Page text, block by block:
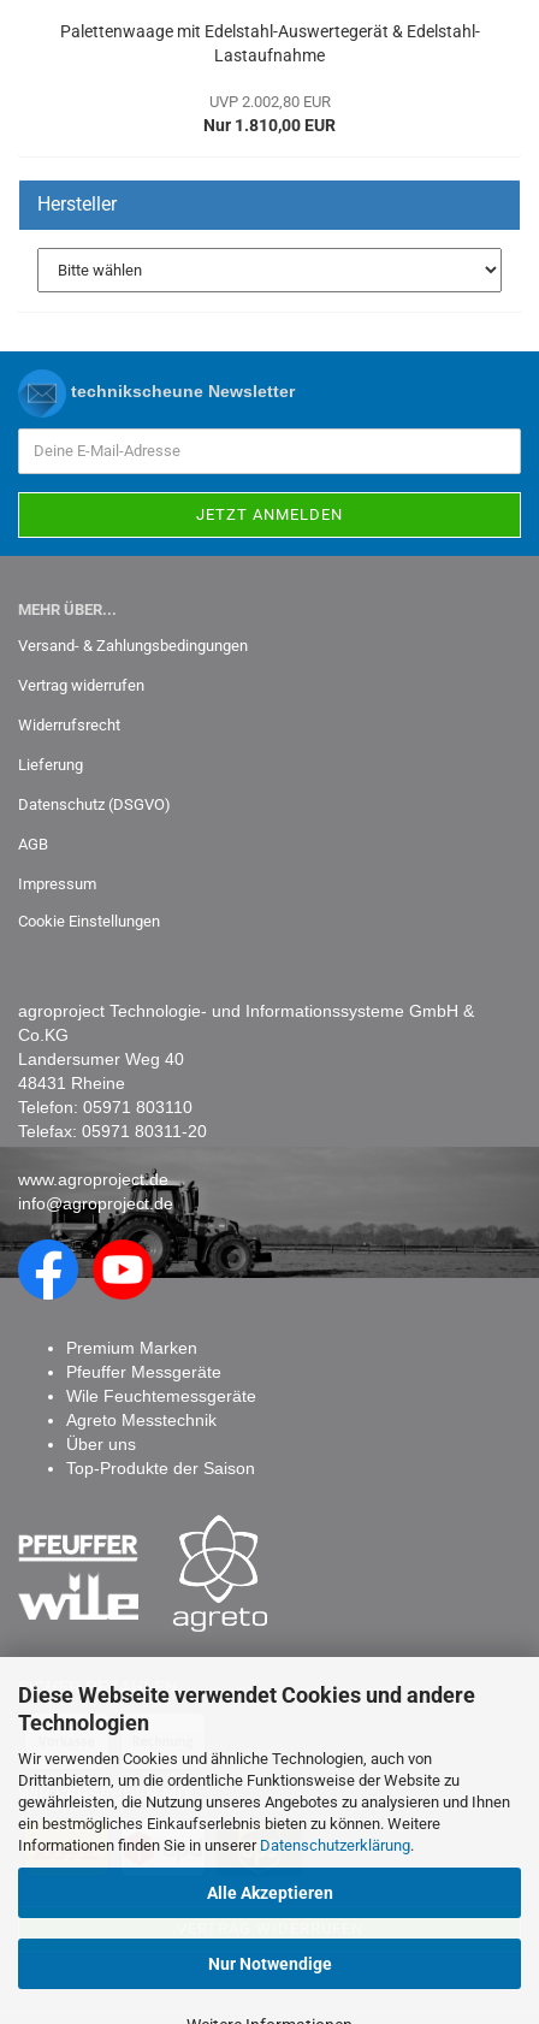
Diese Webseite verwendet Cookies und andere
Technologien
Wir verwenden Cookies und ähnliche Technologien, auch von
Drittanbietern, um die ordentliche Funktionsweise der Website zu
gewährleisten, die Nutzung unseres Angebotes zu analysieren und Ihnen
ein bestmögliches Einkaufserlebnis bieten zu können. Weitere
Informationen finden Sie in unserer Datenschutzerklärung.
Alle Akzeptieren
Nur Notwendige
Palettenwaage mit Edelstahl-Auswertegerät & Edelstahl-
Lastaufnahme
UVP 2.002,80 EUR
Nur 1.810,00 EUR
Hersteller
technikscheune Newsletter
MEHR ÜBER...
Versand- & Zahlungsbedingungen
Vertrag widerrufen
Widerrufsrecht
Lieferung
Datenschutz (DSGVO)
AGB
Impressum
Cookie Einstellungen
agroproject Technologie- und Informationssysteme GmbH &
Co.KG
Landersumer Weg 40
48431 Rheine
Telefon: 05971 803110
Telefax: 05971 80311-20
www.agroproject.de
info@agroproject.de
Premium Marken
Pfeuffer Messgeräte
Wile Feuchtemessgeräte
Agreto Messtechnik
Über uns
Top-Produkte der Saison
SICHER BEZAHLEN
WIR VERSENDEN MIT